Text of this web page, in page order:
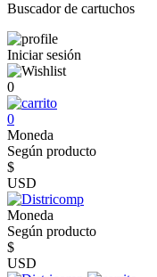
Buscador de cartuchos
Iniciar sesión
0
0
Moneda
Según producto
$
USD
Moneda
Según producto
$
USD